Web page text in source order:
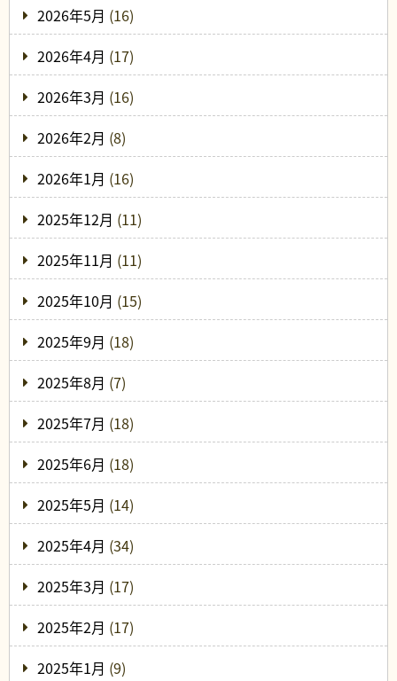
2026年5月 (16)
2026年4月 (17)
2026年3月 (16)
2026年2月 (8)
2026年1月 (16)
2025年12月 (11)
2025年11月 (11)
2025年10月 (15)
2025年9月 (18)
2025年8月 (7)
2025年7月 (18)
2025年6月 (18)
2025年5月 (14)
2025年4月 (34)
2025年3月 (17)
2025年2月 (17)
2025年1月 (9)